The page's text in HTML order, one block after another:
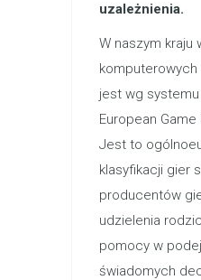
uzależnienia.
W naszym kraju
jest wg systemu
European
Jest to
klasyfikacji gier
producentów
udzielenia
pomocy w
świadomych